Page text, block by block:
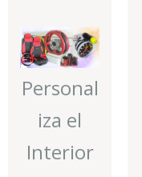
Personal
iza el
Interior